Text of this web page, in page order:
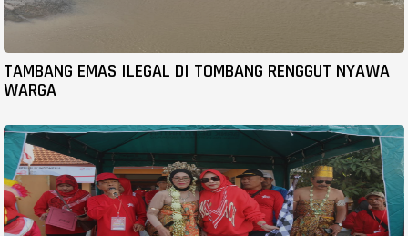
TAMBANG EMAS ILEGAL DI TOMBANG RENGGUT NYAWA
WARGA